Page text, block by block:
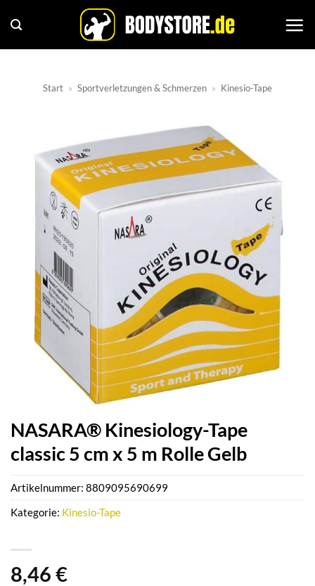
Inhalt
springen
Start » Sportverletzungen & Schmerzen » Kinesio-Tape
NASARA® Kinesiology-Tape
classic 5 cm x 5 m Rolle Gelb
8,46 €
Artikelnummer: 8809095690699
Kategorie: Kinesio-Tape